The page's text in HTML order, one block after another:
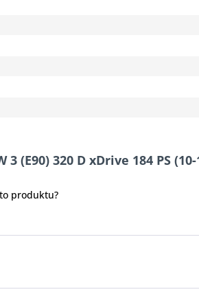
(E90) 320 D xDrive 184 PS
produktu?